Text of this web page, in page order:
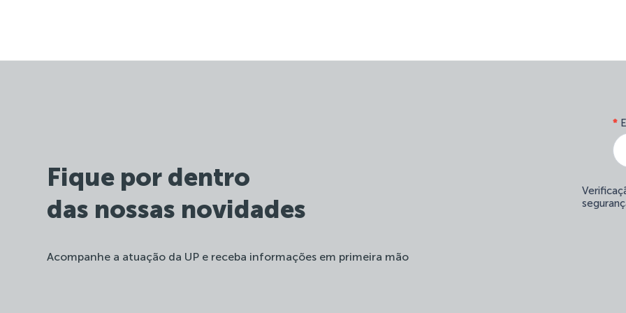
Fique por dentro
das nossas novidades
Acompanhe a atuação da UP e receba informações em primeira mão
*